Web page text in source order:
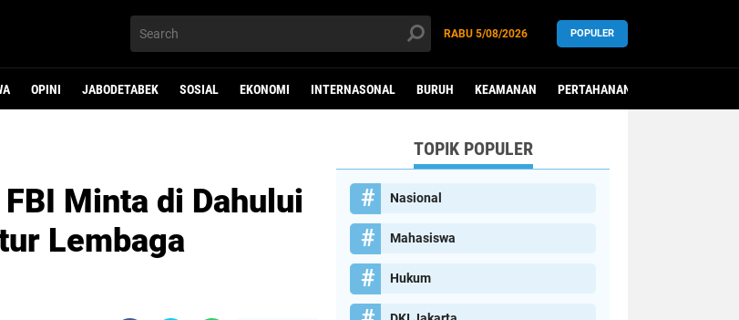
RABU 5/08/2026 POPULER
OPINI JABODETABEK SOSIAL EKONOMI INTERNASONAL BURUH KEAMANAN PERTAHANAN
Minta di Dahului
Lembaga
TOPIK POPULER
Nasional
Mahasiswa
Hukum